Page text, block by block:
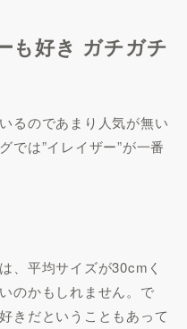
も好き ガチガチ
るのであまり人気が無い
では”イレイザー”が一番
、平均サイズが30cmく
のかもしれません。で
きだということもあって